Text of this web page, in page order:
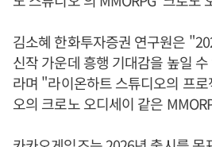
김소혜 한화투자증권 연구원은
신작 가운데 흥행 기대감을 높일
라며 "라이온하트 스튜디오의 프
오의 크로노 오디세이 같은